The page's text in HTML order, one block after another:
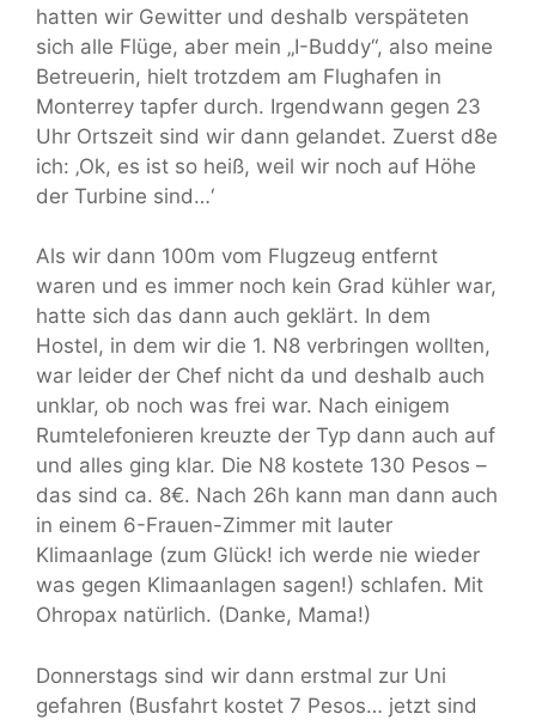
hatten wir Gewitter und deshalb verspäteten
sich alle Flüge, aber mein „I-Buddy“, also meine
Betreuerin, hielt trotzdem am Flughafen in
Monterrey tapfer durch. Irgendwann gegen 23
Uhr Ortszeit sind wir dann gelandet. Zuerst d8e
ich: ‚Ok, es ist so heiß, weil wir noch auf Höhe
der Turbine sind…‘
Als wir dann 100m vom Flugzeug entfernt
waren und es immer noch kein Grad kühler war,
hatte sich das dann auch geklärt. In dem
Hostel, in dem wir die 1. N8 verbringen wollten,
war leider der Chef nicht da und deshalb auch
unklar, ob noch was frei war. Nach einigem
Rumtelefonieren kreuzte der Typ dann auch auf
und alles ging klar. Die N8 kostete 130 Pesos –
das sind ca. 8€. Nach 26h kann man dann auch
in einem 6-Frauen-Zimmer mit lauter
Klimaanlage (zum Glück! ich werde nie wieder
was gegen Klimaanlagen sagen!) schlafen. Mit
Ohropax natürlich. (Danke, Mama!)
Donnerstags sind wir dann erstmal zur Uni
gefahren (Busfahrt kostet 7 Pesos… jetzt sind